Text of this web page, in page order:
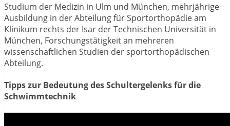
Studium der Medizin in Ulm und München, mehrjährige
Ausbildung in der Abteilung für Sportorthopädie am
Klinikum rechts der Isar der Technischen Universität in
München, Forschungstätigkeit an mehreren
wissenschaftlichen Studien der sportorthopädischen
Abteilung.
Tipps zur Bedeutung des Schultergelenks für die
Schwimmtechnik